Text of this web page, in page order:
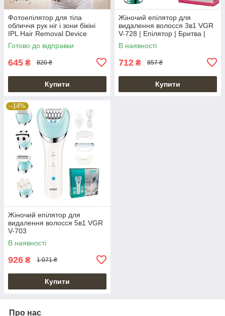
Фотоепілятор для тіла
обличчя рук ніг і зони бікіні
IPL Hair Removal Device
Готово до відправки
645 ₴ 820 ₴
Купити
Жіночий епілятор для
видалення волосся 3в1 VGR
V-728 | Епілятор | Бритва |
Пемза
В наявності
712 ₴ 857 ₴
Купити
–14%
Жіночий епілятор для
видалення волосся 5в1 VGR
V-703
В наявності
926 ₴ 1 071 ₴
Купити
Про нас